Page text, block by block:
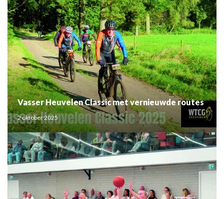
Vasser Heuvelen Classic met vernieuwde routes
2 oktober 2025